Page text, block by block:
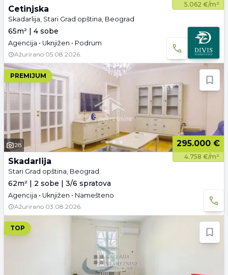
5.062 €/m²
Cetinjska
Skadarlija, Stari Grad opština, Beograd
65m² | 4 sobe
Agencija • Uknjižen • Podrum
Ažurirano 05.08.2026.
PREMIJUM
28 295.000 €
4.758 €/m²
Skadarlija
Stari Grad opština, Beograd
62m² | 2 sobe | 3/6 spratova
Agencija • Uknjižen • Namešteno
Ažurirano 03.08.2026.
TOP